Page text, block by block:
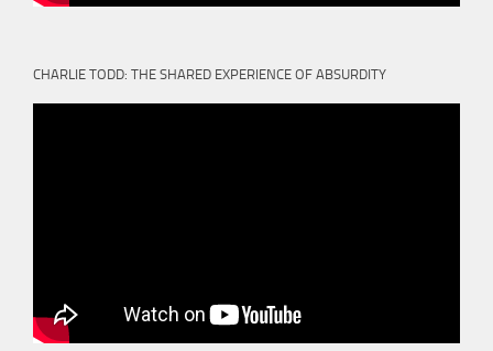
CHARLIE TODD: THE SHARED EXPERIENCE OF ABSURDITY